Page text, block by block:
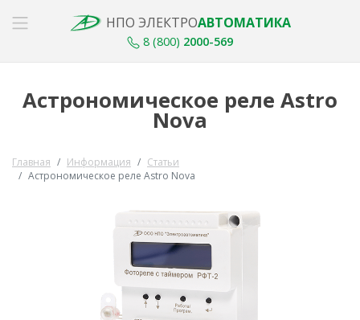
НПО ЭЛЕКТРОАВТОМАТИКА
8 (800) 2000-569
Астрономическое реле Astro
Nova
Главная Информация
Статьи
Астрономическое реле Astro Nova